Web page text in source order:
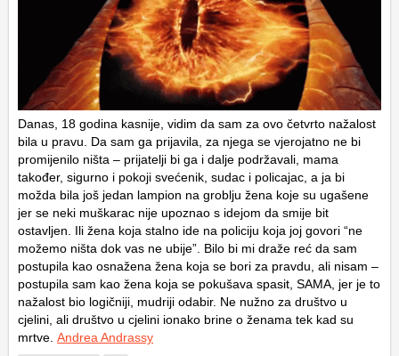
Danas, 18 godina kasnije, vidim da sam za ovo četvrto nažalost
bila u pravu. Da sam ga prijavila, za njega se vjerojatno ne bi
promijenilo ništa – prijatelji bi ga i dalje podržavali, mama
također, sigurno i pokoji svećenik, sudac i policajac, a ja bi
možda bila još jedan lampion na groblju žena koje su ugašene
jer se neki muškarac nije upoznao s idejom da smije bit
ostavljen. Ili žena koja stalno ide na policiju koja joj govori “ne
možemo ništa dok vas ne ubije”. Bilo bi mi draže reć da sam
postupila kao osnažena žena koja se bori za pravdu, ali nisam –
postupila sam kao žena koja se pokušava spasit, SAMA, jer je to
nažalost bio logičniji, mudriji odabir. Ne nužno za društvo u
cjelini, ali društvo u cjelini ionako brine o ženama tek kad su
mrtve. Andrea Andrassy